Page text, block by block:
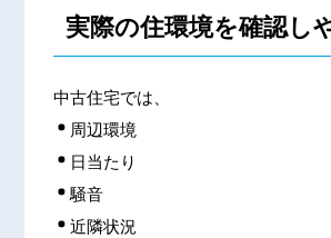
実際の住環境を確認し
中古住宅では、
周辺環境
日当たり
騒音
近隣状況